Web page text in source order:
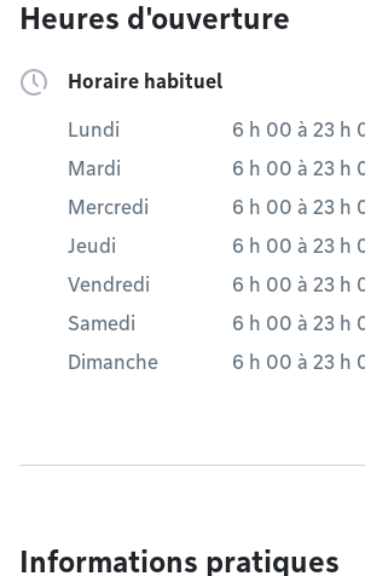
Heures d'ouverture
Horaire habituel
Lundi 6 h 00 à 23 h
Mardi
6 h 00 à 23 h
Mercredi
6 h 00 à 23 h
Jeudi
6 h 00 à 23 h
Vendredi
6 h 00 à 23 h
Samedi
6 h 00 à 23 h
Dimanche
6 h 00 à 23 h
Informations pratiques